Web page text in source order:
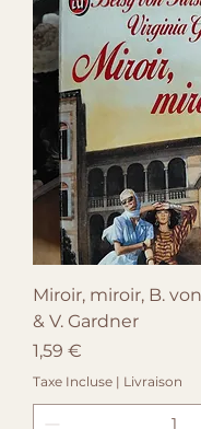
Miroir, miroir, B.
& V. Gardner
Prix
1,59 €
Taxe Incluse | Livraison